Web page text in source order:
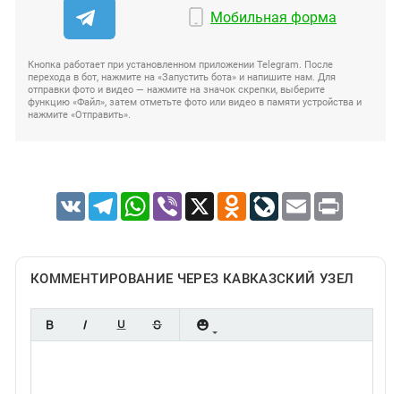
Мобильная форма
Кнопка работает при установленном приложении Telegram. После
перехода в бот, нажмите на «Запустить бота» и напишите нам. Для
отправки фото и видео — нажмите на значок скрепки, выберите
функцию «Файл», затем отметьте фото или видео в памяти устройства и
нажмите «Отправить».
VK TelegramWhatsApp
Viber X Odnoklassniki
LiveJournal
Email Print
КОММЕНТИРОВАНИЕ ЧЕРЕЗ КАВКАЗСКИЙ УЗЕЛ